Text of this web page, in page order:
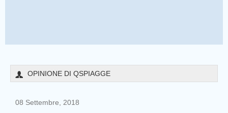
OPINIONE DI QSPIAGGE
08 Settembre, 2018